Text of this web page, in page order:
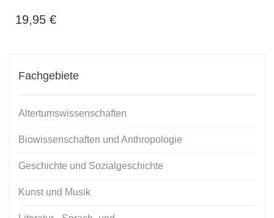
19,95 €
Fachgebiete
Altertumswissenschaften
Biowissenschaften und Anthropologie
Geschichte und Sozialgeschichte
Kunst und Musik